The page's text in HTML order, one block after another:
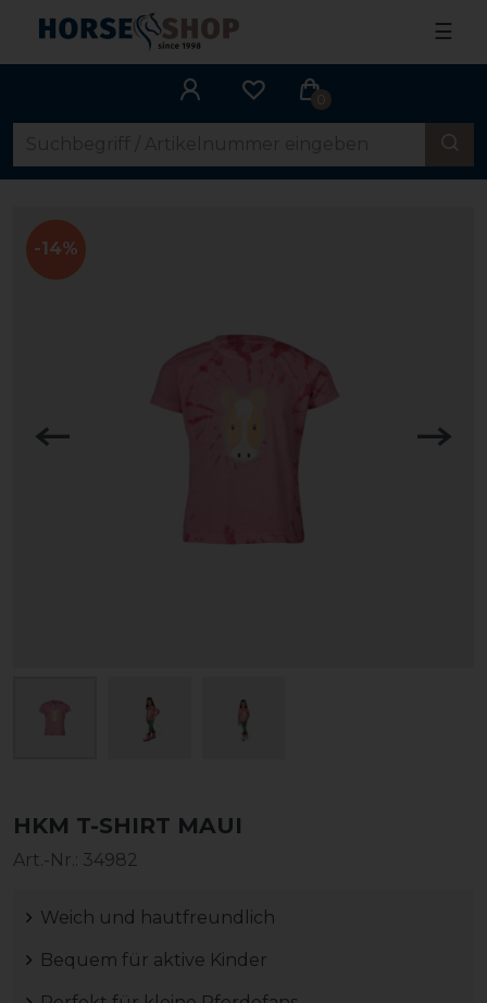
☰
0
-14%
HKM T-SHIRT MAUI
Art.-Nr.: 34982
Weich und hautfreundlich
Bequem für aktive Kinder